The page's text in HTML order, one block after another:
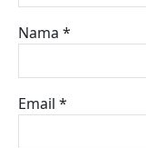
Nama *
Email *